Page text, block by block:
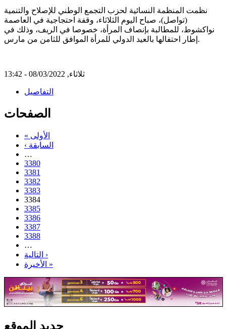
نظمت المنظمة النسائية لحزب التجمع الوطني للإصلاح والتنمية
(تواصل)، صباح اليوم الثلاثاء، وقفة احتجاجية في العاصمة
نواكشوط، للمطالبة بإنصاف المرأة، خصوصا في الريف، وذلك في
إطار احتفالها بالعيد الدولي للمرأة الموافق للثامن من مارس.
ثلاثاء, 08/03/2022 - 13:42
التفاصيل
الصفحات
« الأولى
‹ السابقة
…
3380
3381
3382
3383
3384
3385
3386
3387
3388
…
التالية ›
الأخيرة »
جديد الموقع